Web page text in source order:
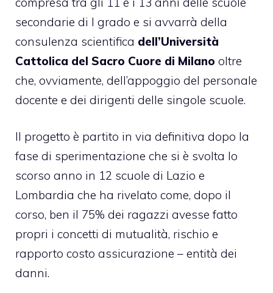
secondarie di I grado e si avvarrà della
consulenza scientifica dell’Università
Cattolica del Sacro Cuore di Milano oltre
che, ovviamente, dell’appoggio del personale
docente e dei dirigenti delle singole scuole.
Il progetto è partito in via definitiva dopo la
fase di sperimentazione che si è svolta lo
scorso anno in 12 scuole di Lazio e
Lombardia che ha rivelato come, dopo il
corso, ben il 75% dei ragazzi avesse fatto
propri i concetti di mutualità, rischio e
rapporto costo assicurazione – entità dei
danni.